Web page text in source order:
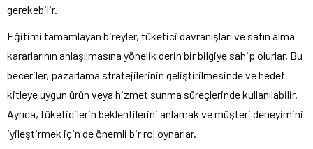
gerekebilir.
Eğitimi tamamlayan bireyler, tüketici davranışları ve satın alma
kararlarının anlaşılmasına yönelik derin bir bilgiye sahip olurlar. Bu
beceriler, pazarlama stratejilerinin geliştirilmesinde ve hedef
kitleye uygun ürün veya hizmet sunma süreçlerinde kullanılabilir.
Ayrıca, tüketicilerin beklentilerini anlamak ve müşteri deneyimini
iyileştirmek için de önemli bir rol oynarlar.